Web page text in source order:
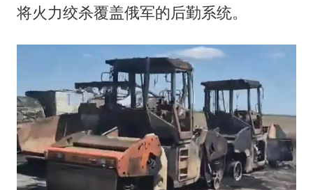
将火力绞杀覆盖俄军的后勤系统。